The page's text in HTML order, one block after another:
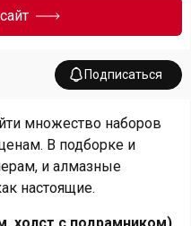
Подписаться
множество наборов
В подборке и
и алмазные
настоящие.